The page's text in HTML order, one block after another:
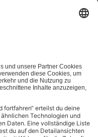
E-Mail-Newsletter, der
(z.B. Account-
bereitgestellten